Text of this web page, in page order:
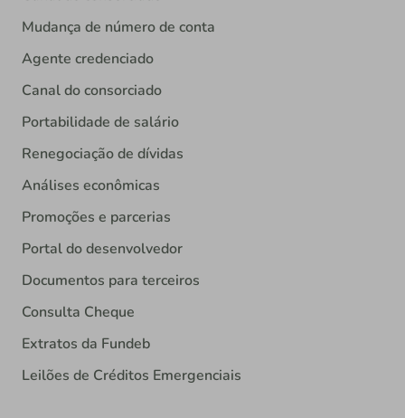
Mudança de número de conta
Agente credenciado
Canal do consorciado
Portabilidade de salário
Renegociação de dívidas
Análises econômicas
Promoções e parcerias
Portal do desenvolvedor
Documentos para terceiros
Consulta Cheque
Extratos da Fundeb
Leilões de Créditos Emergenciais